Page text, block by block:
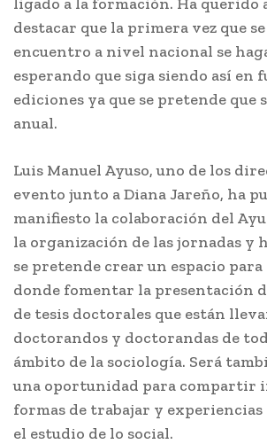
destacar que la primera vez que
encuentro a nivel nacional se
esperando que siga siendo así en
ediciones ya que se pretende que
anual.
Luis Manuel Ayuso, uno de los
evento junto a Diana Jareño, ha
manifiesto la colaboración del
la organización de las jornadas y
se pretende crear un espacio
donde fomentar la presentación
de tesis doctorales que están
doctorandos y doctorandas de
ámbito de la sociología. Será
una oportunidad para compartir
formas de trabajar y
el estudio de lo social.